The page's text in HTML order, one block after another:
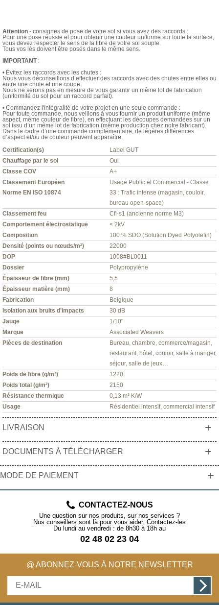
Attention - consignes de pose de votre sol si vous avez des raccords :
Pour une pose réussie et pour obtenir une couleur uniforme sur toute la surface,
vous devez respecter le sens de la fibre de votre sol souple.
Tous vos lés doivent être posés dans le même sens.
IMPORTANT:
• Évitez les raccords avec les chutes :
Nous vous déconseillons d’effectuer des raccords avec des chutes entre elles ou
entre une chute et une coupe.
Nous ne serons pas en mesure de vous garantir un même lot de fabrication
(uniformité du sol pour un raccord parfait).
• Commandez l'intégralité de votre projet en une seule commande :
Pour toute commande, nous veillons à vous fournir un produit uniforme (même
aspect, même couleur de fibre), en effectuant les découpes demandées sur un
sol issu d’un même lot de fabrication (même production chez notre fabricant).
Dans le cadre d’une commande complémentaire, de légères différences
d’aspect et/ou de couleur peuvent apparaître.
Certification(s)
Label GUT
Chauffage par le sol
Oui
Classe COV
A+
Classement Européen
Norme EN ISO 10874
Usage Public et Commercial - Classe
33 : Trafic intense (magasin, couloir,
bureau open-space)
Classement feu
Cfl-s1 (ancienne norme M3)
Comportement électrostatique
< 2kV
Composition
100 % SDO (Solution Dyed Polyolefin)
Densité (points ou nœuds/m²)
22000
DOP
1008#BL0011
Dossier
Polypropylène
Épaisseur de fibre (mm)
5,5
Épaisseur matière (mm)
8
Fabrication
Belgique
Isolation aux bruits d'impacts
30 dB
Jauge
1/10"
Marque
Associated Weavers
Pièces de destination
Bureau, chambre, commerce/magasin,
restaurant, hôtel, couloir, salle à manger,
séjour, salle de jeux…
Poids de fibre (g/m²)
1220
Poids total (g/m²)
2150
Résistance thermique
0,13 m² K/W
Usage
Résidentiel intensif, commercial intensif
LIVRAISON +
DOCUMENTS À TÉLÉCHARGER +
MODE DE PAIEMENT +
CONTACTEZ-NOUS
Une question sur nos produits, sur nos services ?
Nos conseillers sont là pour vous aider. Contactez-les
Du lundi au vendredi : de 8h30 à 18h au
02 48 02 23 04
@ ABONNEZ-VOUS À NOTRE NEWSLETTER